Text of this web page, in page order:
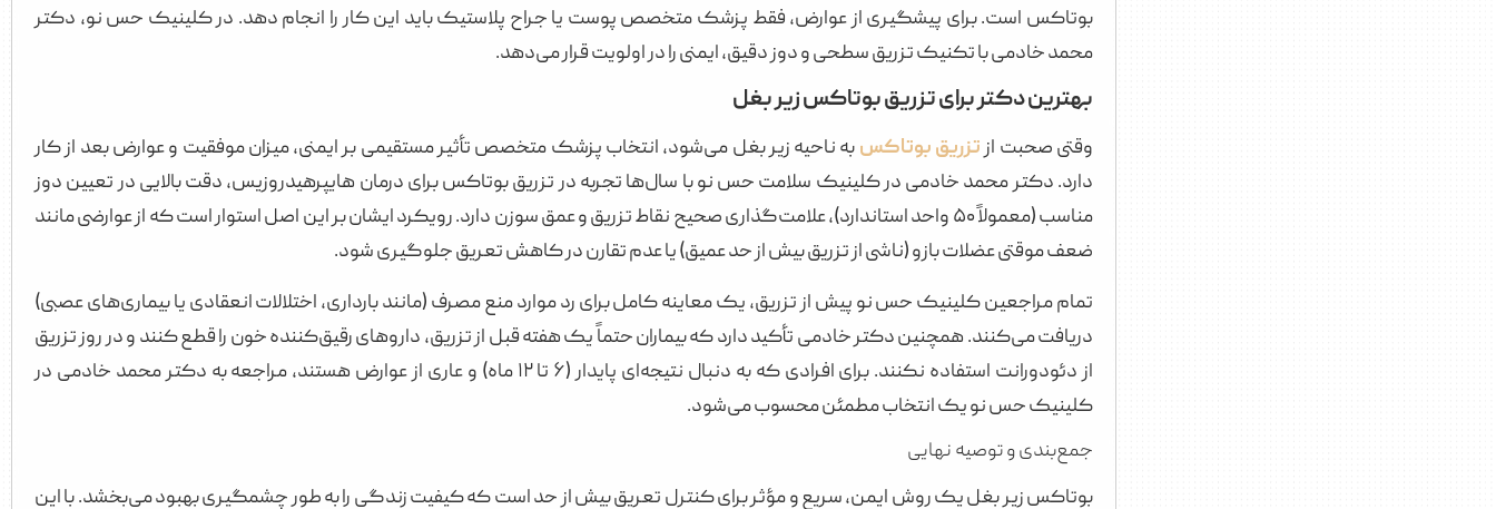
بوتاکس است. برای پیشگیری از عوارض، فقط پزشک متخصص پوست یا جراح پلاستیک باید این کار را انجام دهد. در کلینیک حس نو، دکتر
محمد خادمی با تکنیک تزریق سطحی و دوز دقیق، ایمنی را در اولویت قرار می‌دهد.
بهترین دکتر برای تزریق بوتاکس زیر بغل
وقتی صحبت ازتزریق بوتاکس به ناحیه زیر بغل می‌شود، انتخاب پزشک متخصص تأثیر مستقیمی بر ایمنی، میزان موفقیت و عوارض بعد از کار
دارد. دکتر محمد خادمی در کلینیک سلامت حس نو با سال‌ها تجربه در تزریق بوتاکس برای درمان هایپرهیدروزیس، دقت بالایی در تعیین دوز
مناسب (معمولاً ۵۰ واحد استاندارد)، علامت‌گذاری صحیح نقاط تزریق و عمق سوزن دارد. رویکرد ایشان بر این اصل استوار است که از عوارضی مانند
ضعف موقتی عضلات بازو (ناشی از تزریق بیش از حد عمیق) یا عدم تقارن در کاهش تعریق جلوگیری شود.
تمام مراجعین کلینیک حس نو پیش از تزریق، یک معاینه کامل برای رد موارد منع مصرف (مانند بارداری، اختلالات انعقادی یا بیماری‌های عصبی)
دریافت می‌کنند. همچنین دکتر خادمی تأکید دارد که بیماران حتماً یک هفته قبل از تزریق، داروهای رقیق‌کننده خون را قطع کنند و در روز تزریق
از دئودورانت استفاده نکنند. برای افرادی که به دنبال نتیجه‌ای پایدار (۶ تا ۱۲ ماه) و عاری از عوارض هستند، مراجعه به دکتر محمد خادمی در
کلینیک حس نو یک انتخاب مطمئن محسوب می‌شود.
جمع‌بندی و توصیه نهایی
بوتاکس زیر بغل یک روش ایمن، سریع و مؤثر برای کنترل تعریق بیش از حد است که کیفیت زندگی را به طور چشمگیری بهبود می‌بخشد. با این